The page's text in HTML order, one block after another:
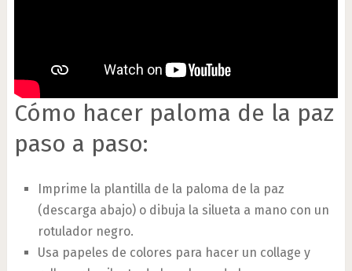
Cómo hacer paloma de la paz
paso a paso:
Imprime la plantilla de la paloma de la paz
(descarga abajo) o dibuja la silueta a mano con un
rotulador negro.
Usa papeles de colores para hacer un collage y